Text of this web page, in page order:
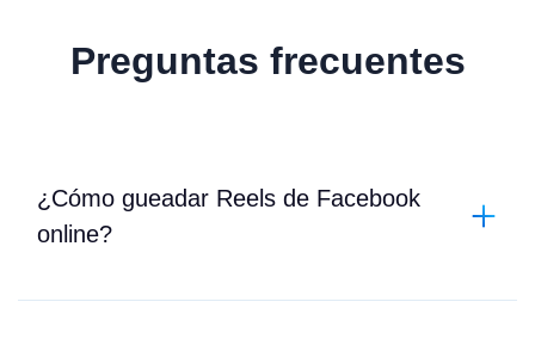
Preguntas frecuentes
¿Cómo gueadar Reels de Facebook
online?